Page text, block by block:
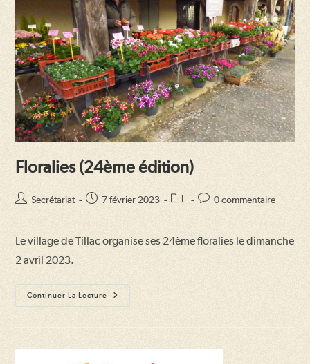
Floralies (24ème édition)
Auteur/autrice
publication :
Secrétariat
Publication
7 février 2023
Post
Commentaires
publication :
0 commentaire
Le village de Tillac organise ses 24ème floralies le dimanche
2 avril 2023.
Continuer La Lecture
Floralies
(24ème